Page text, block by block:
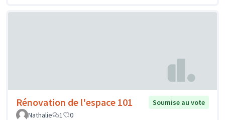
Rénovation de l'espace 101
Soumise au vote
Nathalie
1 0